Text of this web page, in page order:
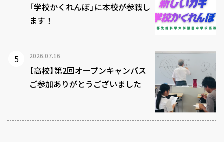
「学校かくれんぼ」に本校が参戦し
ます！
2026.07.16
【高校】第2回オープンキャンパス
ご参加ありがとうございました